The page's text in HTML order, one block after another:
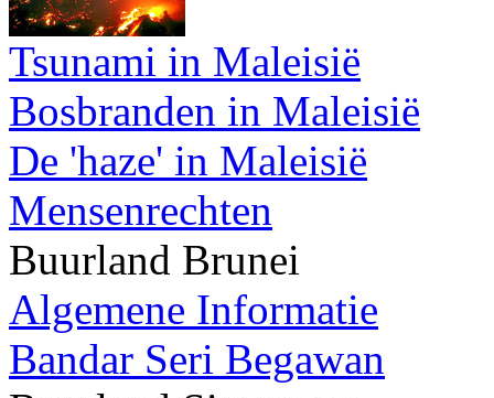
Tsunami in Maleisië
Bosbranden in Maleisië
De 'haze' in Maleisië
Mensenrechten
Buurland Brunei
Algemene Informatie
Bandar Seri Begawan